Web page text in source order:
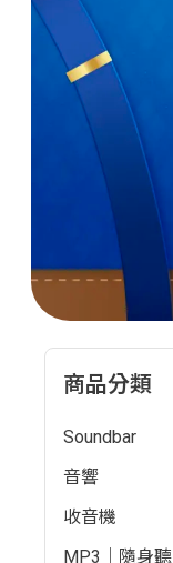
商品分類
Soundbar
音響
收音機
MP3｜隨身聽